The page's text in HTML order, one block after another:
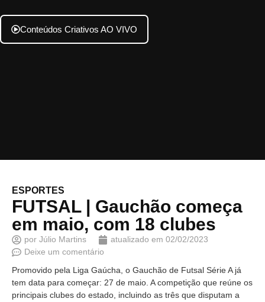
Conteúdos Criativos AO VIVO
ESPORTES
FUTSAL | Gauchão começa
em maio, com 18 clubes
por Júlio Martins atualizado em 02/02/2023
Deixe um comentário
Promovido pela Liga Gaúcha, o Gauchão de Futsal Série A já
tem data para começar: 27 de maio. A competição que reúne os
principais clubes do estado, incluindo as três que disputam a